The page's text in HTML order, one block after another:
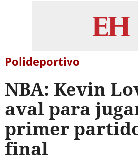
Polideportivo
NBA: Kevin
aval para
primer
final